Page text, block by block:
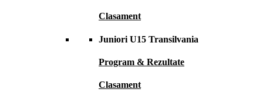
Clasament
Juniori U15 Transilvania
Program & Rezultate
Clasament